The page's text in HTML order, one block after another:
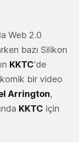
Web 2.0
bazı Silikon
KKTC'de
komik bir video
Arrington,
KKTC için